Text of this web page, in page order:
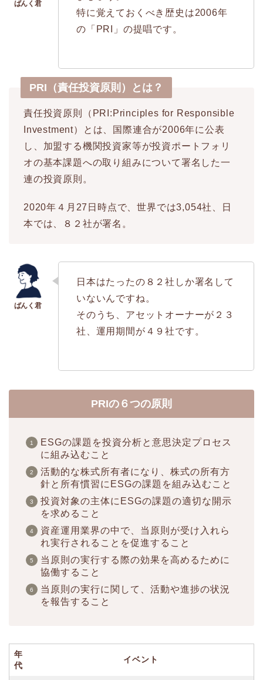
特に覚えておくべき歴史は2006年
の「PRI」の提唱です。
PRI（責任投資原則）とは？
責任投資原則（PRI:Principles for Responsible
Investment）とは、国際連合が2006年に公表
し、加盟する機関投資家等が投資ポートフォリ
オの基本課題への取り組みについて署名した一
連の投資原則。
2020年４月27日時点で、世界では3,054社、日
本では、８２社が署名。
日本はたったの８２社しか署名して
いないんですね。
そのうち、アセットオーナーが２３
社、運用期間が４９社です。
PRIの６つの原則
ESGの課題を投資分析と意思決定プロセス
に組み込むこと
活動的な株式所有者になり、株式の所有方
針と所有慣習にESGの課題を組み込むこと
投資対象の主体にESGの課題の適切な開示
を求めること
資産運用業界の中で、当原則が受け入れら
れ実行されることを促進すること
当原則の実行する際の効果を高めるために
協働すること
当原則の実行に関して、活動や進捗の状況
を報告すること
年
代
イベント